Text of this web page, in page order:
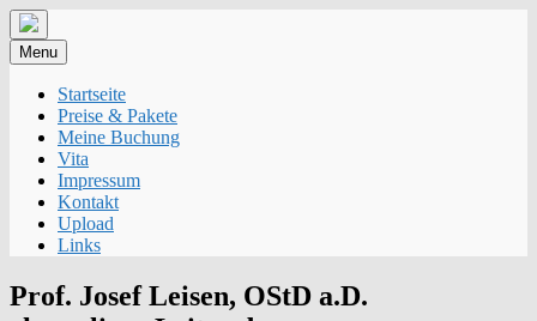
Skip
to
content
Menu
Startseite
Preise & Pakete
Meine Buchung
Vita
Impressum
Kontakt
Upload
Links
Prof. Josef Leisen, OStD a.D.